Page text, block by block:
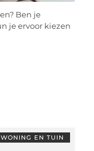
Ben je
je ervoor kiezen
WONING EN TUIN